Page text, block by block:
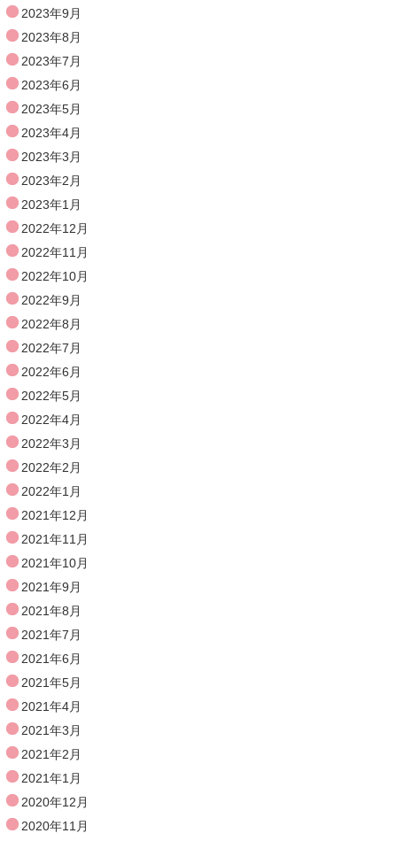
2023年9月
2023年8月
2023年7月
2023年6月
2023年5月
2023年4月
2023年3月
2023年2月
2023年1月
2022年12月
2022年11月
2022年10月
2022年9月
2022年8月
2022年7月
2022年6月
2022年5月
2022年4月
2022年3月
2022年2月
2022年1月
2021年12月
2021年11月
2021年10月
2021年9月
2021年8月
2021年7月
2021年6月
2021年5月
2021年4月
2021年3月
2021年2月
2021年1月
2020年12月
2020年11月